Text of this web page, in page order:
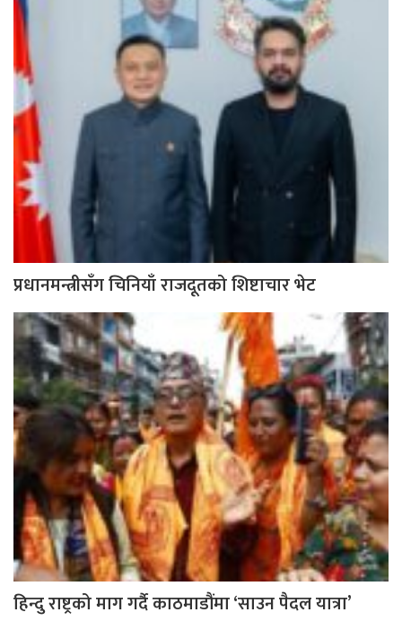
प्रधानमन्त्रीसँग चिनियाँ राजदूतको शिष्टाचार भेट
हिन्दु राष्ट्रको माग गर्दै काठमाडौंमा ‘साउन पैदल यात्रा’